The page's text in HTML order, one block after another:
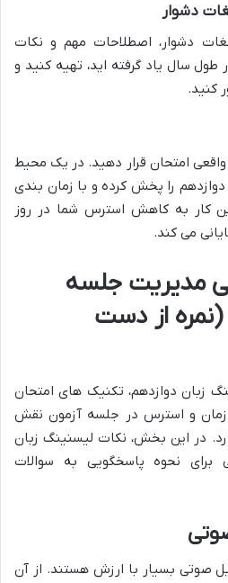
دشوار
دشوار، اصطلاحات مهم و نکات
طول سال یاد گرفته اید، تهیه کنید و
کنید.
واقعی امتحان قرار دهید. در یک محیط
را پخش کرده و با زمان بندی
کار به کاهش استرس شما در روز
می کند.
مدیریت جلسه
از دست
زبان دوازدهم، تکنیک های امتحان
و استرس در جلسه آزمون نقش
در این بخش، نکات لیسنینگ زبان
برای نحوه پاسخگویی به سوالات
صوتی بسیار با ارزش هستند. از آن